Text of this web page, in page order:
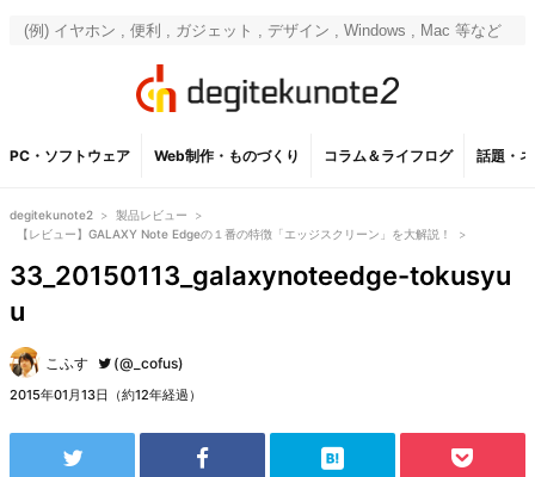
PC・ソフトウェア Web制作・ものづくり コラム＆ライフログ 話題・
degitekunote2 > 製品レビュー
>
【レビュー】GALAXY Note Edgeの１番の特徴「エッジスクリーン」を大解説！
>
33_20150113_galaxynoteedge-tokusyu
u
こふす (@_cofus)
2015年01月13日（約12年経過）